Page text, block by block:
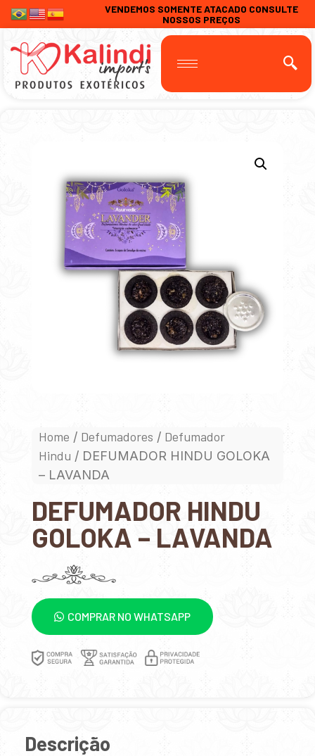
VENDEMOS SOMENTE ATACADO CONSULTE
NOSSOS PREÇOS
Home / Defumadores / Defumador
Hindu / DEFUMADOR HINDU GOLOKA
– LAVANDA
DEFUMADOR HINDU
GOLOKA – LAVANDA
COMPRAR NO WHATSAPP
Descrição